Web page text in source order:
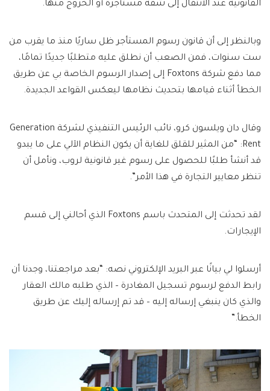
القانونية عند الانتقال إلى شقة مستأجرة أو الخروج منها.
وبالنظر إلى أن قانون رسوم المستأجر ظل ساريًا منذ ما يقرب من
ست سنوات، فمن الصعب أن نطلق عليه متطلبًا جديدًا تمامًا،
مما دفع شركة Foxtons إلى إصدار الرسوم الخاصة بي عن طريق
الخطأ أثناء قيامها بتحديث نظامها ليعكس القواعد الجديدة.
وقال دان ويلسون كرو، نائب الرئيس التنفيذي لشركة Generation
Rent: “من المثير للقلق للغاية أن يكون النظام الآلي على ما يبدو
قد أنشأ طلبًا للحصول على رسوم غير قانونية لروب، ونأمل أن
تنظر معايير التجارة في هذا الأمر”.
لقد تحدثت إلى المتحدث باسم Foxtons الذي أحالني إلى قسم
الإيجارات.
أرسلوا لي بيانًا عبر البريد الإلكتروني نصه: “بعد مراجعتنا، وجدنا أن
رابط الدفع لرسوم تسجيل المغادرة – الذي طلبه مالك العقار
والذي كان ينبغي إرساله إليه – قد تم إرساله إليك عن طريق
الخطأ.”